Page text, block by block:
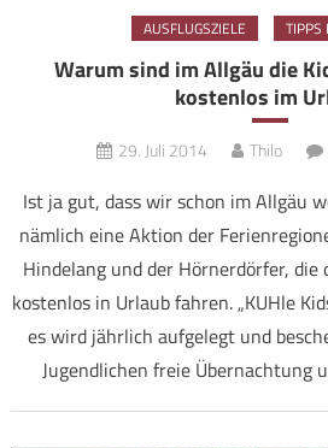
AUSFLUGSZIELE TIPPS
Warum sind im Allgäu die
kostenlos im
29. Juli 2014 Thilo
Ist ja gut, dass wir schon im Allgäu
nämlich eine Aktion der
Hindelang und der Hörnerdörfer, die
kostenlos in Urlaub fahren. „KUHle
es wird jährlich aufgelegt und
Jugendlichen freie